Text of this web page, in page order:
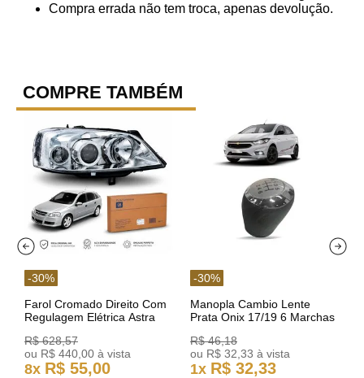
Compra errada não tem troca, apenas devolução.
COMPRE TAMBÉM
-30%
Farol Cromado Direito Com
Regulagem Elétrica Astra
R$ 628,57
ou R$ 440 00 à vista
8x R$ 55,00
-30%
Manopla Cambio Lente
Prata Onix 17/19 6 Marchas
R$ 46,18
ou R$ 32 33 à vista
1x R$ 32,33